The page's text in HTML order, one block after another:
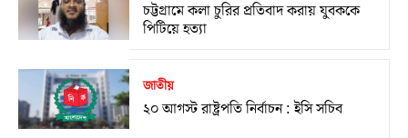
চট্টগ্রামে কলা চুরির প্রতিবাদ করায় যুবককে
পিটিয়ে হত্যা
জাতীয়
২০ আগস্ট রাষ্ট্রপতি নির্বাচন : ইসি সচিব